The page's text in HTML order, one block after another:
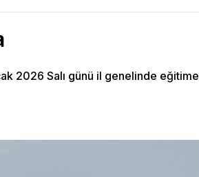
2026 Salı günü il genelinde eğitime